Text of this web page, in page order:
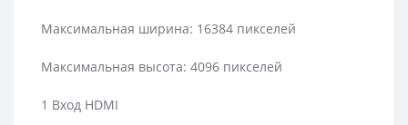
Максимальная ширина: 16384 пикселей
Максимальная высота: 4096 пикселей
1 Вход HDMI